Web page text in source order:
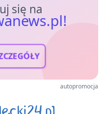
się na
autopromocja